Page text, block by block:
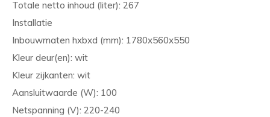
Totale netto inhoud (liter): 267
Installatie
Inbouwmaten hxbxd (mm): 1780x560x550
Kleur deur(en): wit
Kleur zijkanten: wit
Aansluitwaarde (W): 100
Netspanning (V): 220-240